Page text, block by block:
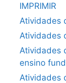
IMPRIMIR
Atividades
Atividades
Atividades
ensino
Atividades